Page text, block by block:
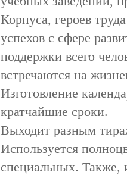
Корпуса, героев
успехов с сфере
поддержки всего
встречаются на
Изготовление
кратчайшие сроки.
Выходит разным
Используется
специальных. Также,